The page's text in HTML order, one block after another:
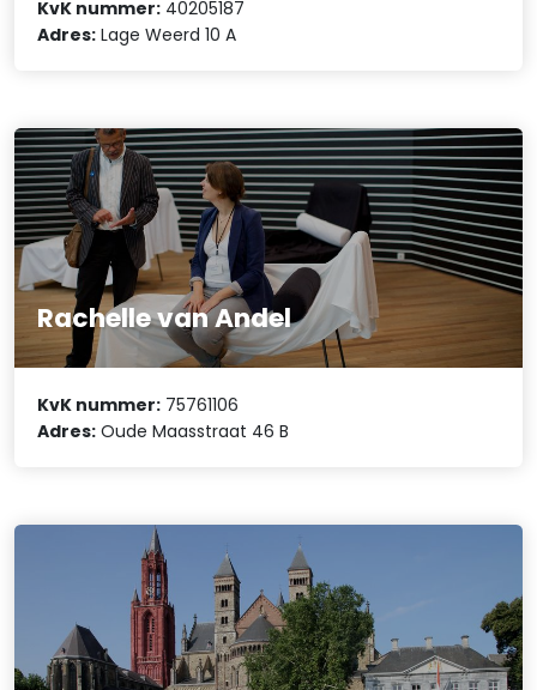
KvK nummer: 40205187
Adres: Lage Weerd 10 A
Rachelle van Andel
KvK nummer: 75761106
Adres: Oude Maasstraat 46 B